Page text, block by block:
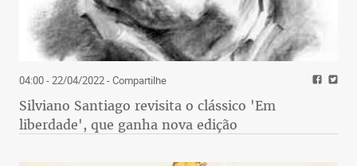
04:00 - 22/04/2022- Compartilhe
Silviano Santiago revisita o clássico 'Em
liberdade', que ganha nova edição